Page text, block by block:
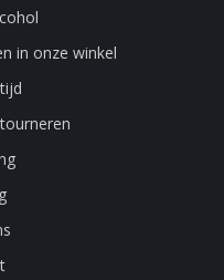
in onze winkel